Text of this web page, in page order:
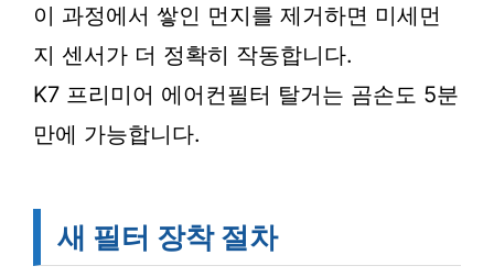
이 과정에서 쌓인 먼지를 제거하면 미세먼
지 센서가 더 정확히 작동합니다.
K7 프리미어 에어컨필터 탈거는 곰손도 5분
만에 가능합니다.
새 필터 장착 절차